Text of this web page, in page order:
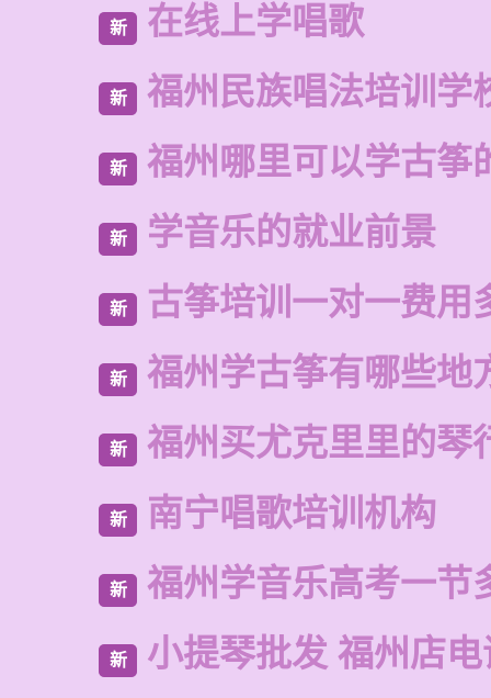
新 在线上学唱歌
新 福州民族唱法培训学
新 福州哪里可以学古筝
新 学音乐的就业前景
新 古筝培训一对一费用
新 福州学古筝有哪些地
新 福州买尤克里里的琴
新 南宁唱歌培训机构
新 福州学音乐高考一节
新 小提琴批发 福州店电